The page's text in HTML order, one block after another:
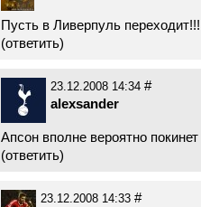
Пусть в Ливерпуль
(ответить)
23.12.2008 14:34 #
alexsander
Апсон вполне вероятно
(ответить)
23.12.2008 14:33 #